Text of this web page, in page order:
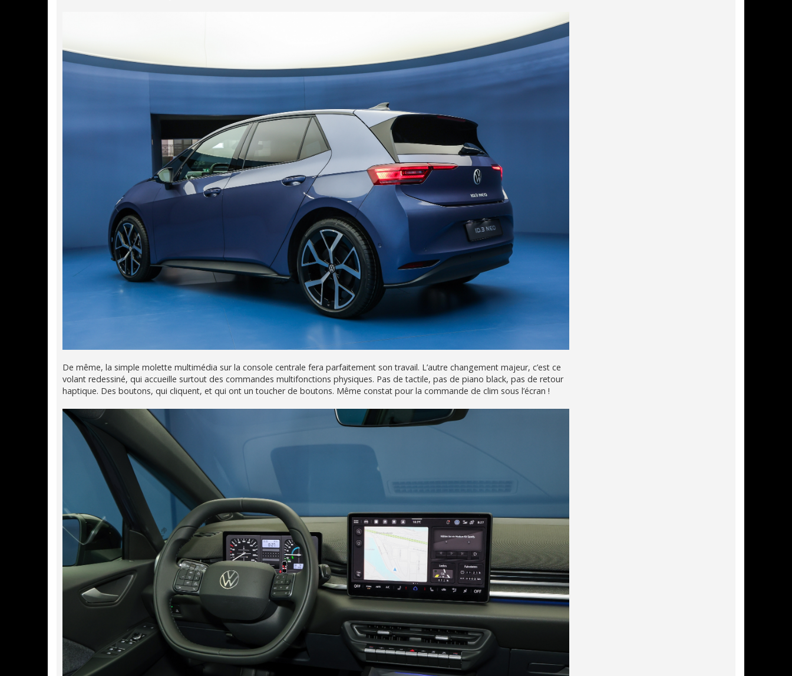
De même, la simple molette multimédia sur la console centrale fera parfaitement son travail. L’autre changement majeur, c’est ce
volant redessiné, qui accueille surtout des commandes multifonctions physiques. Pas de tactile, pas de piano black, pas de retour
haptique. Des boutons, qui cliquent, et qui ont un toucher de boutons. Même constat pour la commande de clim sous l’écran !